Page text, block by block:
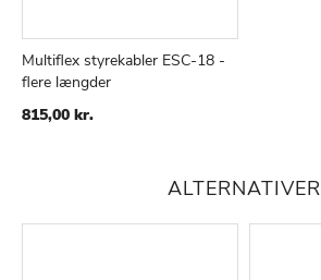
TILFØJ
TIL
ØNSKE
SAMMENLIGN
Multiflex styrekabler ESC-18 -
flere længder
815,00 kr.
ALTERNATIVER